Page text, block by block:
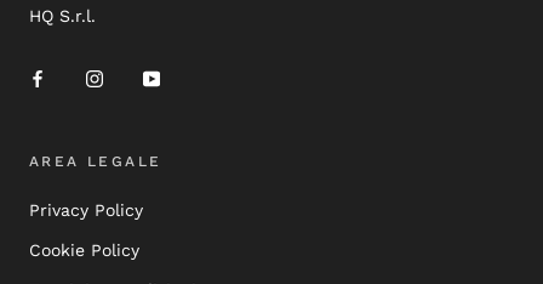
HQ S.r.l.
AREA LEGALE
Privacy Policy
Cookie Policy